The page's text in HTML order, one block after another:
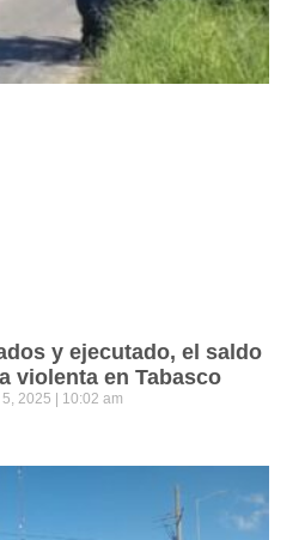
y ejecutado, el saldo
violenta en Tabasco
2025 10:02 am